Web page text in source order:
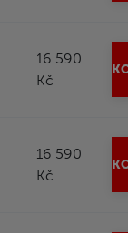
16 590
Kč
16 590
Kč